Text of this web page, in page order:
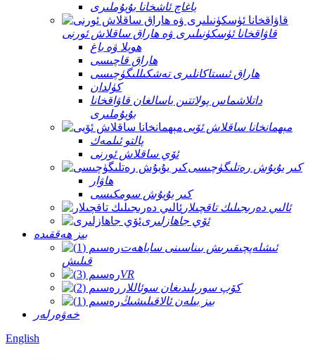
ياغاچ ئاشخانا بۇيۇملىرى
قاۋاقخانا ئۈسكۈنىلىرى ۋە ھاراق ساقلاش ئورنى
ھويلا ۋە باغ
ھاراق قاچىسى
ھاراق ئىستاكانلىرى تەشكىللىگۈچىسى
كۈلدان
داتلاشماس پولاتتىن ياسالغان قاۋاقخانا
بۇيۇملىرى
مېھمانخانا ساقلاش ئۆيى
پالتو ئىلمەك
ئۆي ساقلاش ئورنى
كىر يۇيۇش رەتلىگۈچىسى
ھاۋار
كىر يۇيۇش سومكىسى
ئالىي دەرىجىلىك تاقچىلار
ئۆي جاھازلىرى
بىز ھەققىدە
ئىشلەپچىقىرىش بىناسىنى ساياھەت
قىلىش
VR
كۆپ سورىلىدىغان سوئاللار
بىز بىلەن ئالاقىلىشىڭ
خەۋەرلەر
English